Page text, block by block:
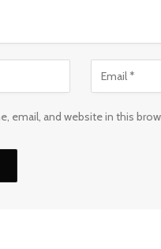
email, and website in this